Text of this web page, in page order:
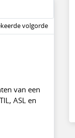
volgorde
van een
ASL en